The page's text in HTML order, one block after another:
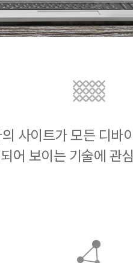
사이트가 모든 디바
어 보이는 기술에 관